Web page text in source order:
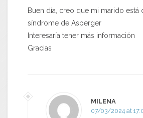
Buen día, creo que mi marido está
síndrome de Asperger
Interesaría tener más información
Gracias
MILENA
07/03/2024 at